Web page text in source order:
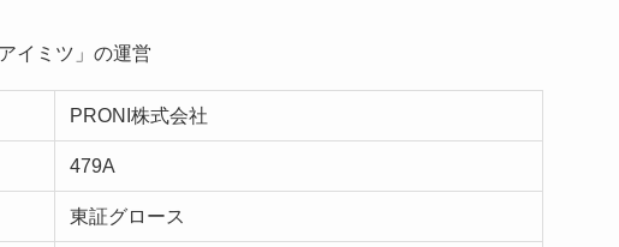
イミツ」の運営
PRONI株式会社
479A
東証グロース